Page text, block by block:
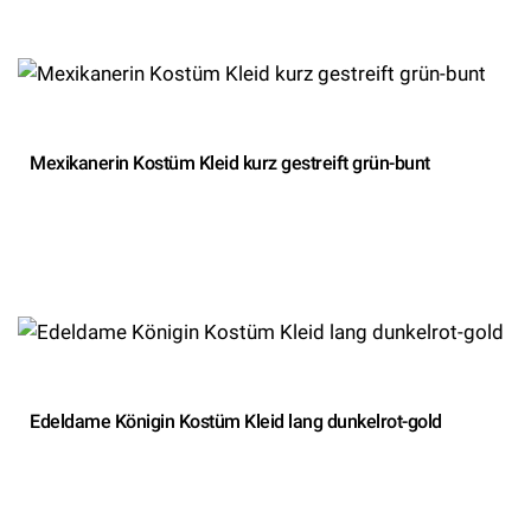
Mexikanerin Kostüm Kleid kurz gestreift grün-bunt
Edeldame Königin Kostüm Kleid lang dunkelrot-gold